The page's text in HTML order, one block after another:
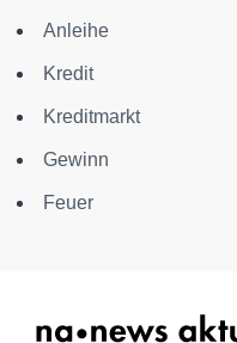
Anleihe
Kredit
Kreditmarkt
Gewinn
Feuer